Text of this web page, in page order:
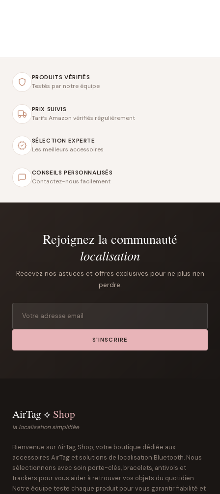
PRODUITS VÉRIFIÉS
Testés par notre équipe
PRIX SUIVIS
Tarifs Amazon vérifiés régulièrement
SÉLECTION EXPERTE
Les meilleurs accessoires
CONSEILS PERSONNALISÉS
Contactez-nous facilement
Rejoignez la communauté
localisation
Recevez nos astuces et offres exclusives pour ne plus rien
perdre.
S'INSCRIRE
AirTag ⟡ Shop
la localisation simplifiée
Bienvenue sur AirTag Shop, votre boutique dédiée aux
accessoires AirTag et solutions de localisation Bluetooth. Nous
sélectionnons avec soin porte-clés, bracelets, antivols et
trackers pour vous aider à retrouver vos objets du quotidien.
Notre équipe teste chaque produit pour vous garantir fiabilité et